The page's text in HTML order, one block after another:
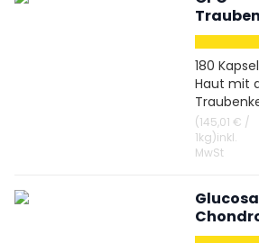
C
180
Haut mit
Vitamin C
(145,01 € /
1kg)inkl.
MwSt